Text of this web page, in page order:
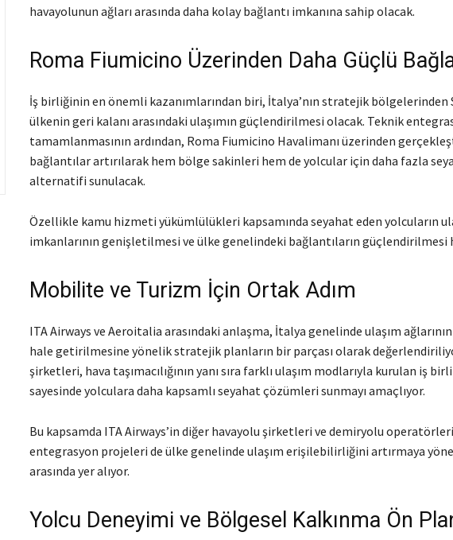
havayolunun ağları arasında daha kolay bağlantı imkanına sahip olacak.
Roma Fiumicino Üzerinden Daha Güçlü
İş birliğinin en önemli kazanımlarından biri, İtalya’nın stratejik bölgelerinden
ülkenin geri kalanı arasındaki ulaşımın güçlendirilmesi olacak. Teknik
tamamlanmasının ardından, Roma Fiumicino Havalimanı üzerinden
bağlantılar artırılarak hem bölge sakinleri hem de yolcular için daha fazla
alternatifi sunulacak.
Özellikle kamu hizmeti yükümlülükleri kapsamında seyahat eden yolcuların
imkanlarının genişletilmesi ve ülke genelindeki bağlantıların güçlendirilmesi
Mobilite ve Turizm İçin Ortak Adım
ITA Airways ve Aeroitalia arasındaki anlaşma, İtalya genelinde ulaşım
hale getirilmesine yönelik stratejik planların bir parçası olarak
şirketleri, hava taşımacılığının yanı sıra farklı ulaşım modlarıyla kurulan iş
sayesinde yolculara daha kapsamlı seyahat çözümleri sunmayı amaçlıyor.
Bu kapsamda ITA Airways’in diğer havayolu şirketleri ve demiryolu
entegrasyon projeleri de ülke genelinde ulaşım erişilebilirliğini artırmaya
arasında yer alıyor.
Yolcu Deneyimi ve Bölgesel Kalkınma Ön